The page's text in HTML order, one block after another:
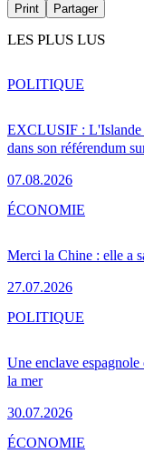
Print Partager
LES PLUS LUS
EXCLUSIF : L'Islande
dans son référendum
07.08.2026
POLITIQUE
Merci la Chine : elle a
27.07.2026
ÉCONOMIE
Une enclave
la mer
30.07.2026
POLITIQUE
ÉCONOMIE